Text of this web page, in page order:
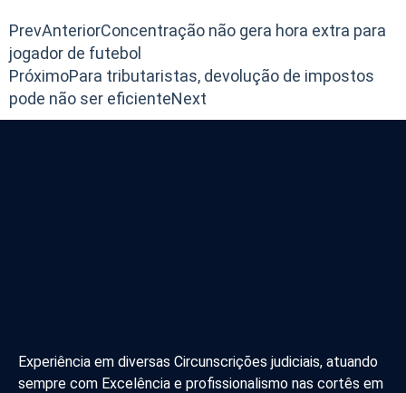
PrevAnteriorConcentração não gera hora extra para
jogador de futebol
PróximoPara tributaristas, devolução de impostos
pode não ser eficienteNext
Experiência em diversas Circunscrições judiciais, atuando
sempre com Excelência e profissionalismo nas cortês em